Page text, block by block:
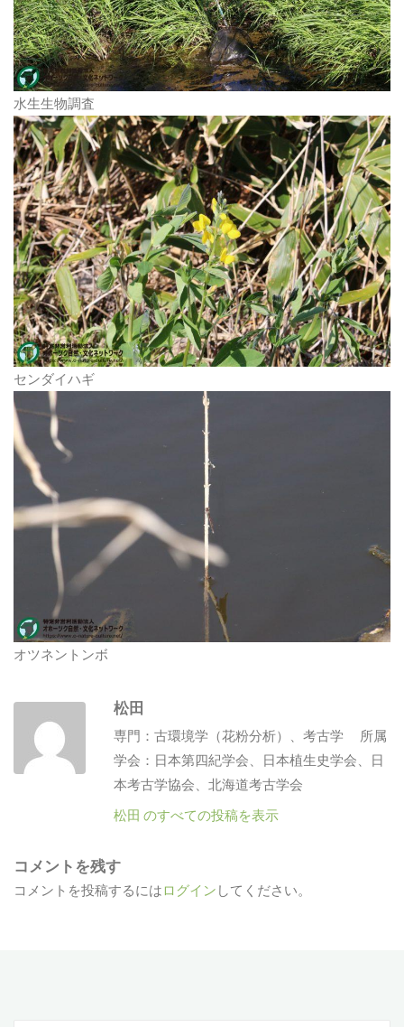
水生生物調査
センダイハギ
オツネントンボ
松田
専門：古環境学（花粉分析）、考古学 所属
学会：日本第四紀学会、日本植生史学会、日
本考古学協会、北海道考古学会
松田 のすべての投稿を表示
コメントを残す
コメントを投稿するにはログイン してください。